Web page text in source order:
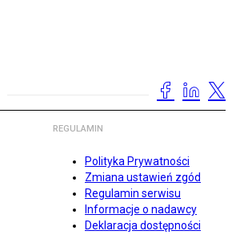
REGULAMIN
Polityka Prywatności
Zmiana ustawień zgód
Regulamin serwisu
Informacje o nadawcy
Deklaracja dostępności